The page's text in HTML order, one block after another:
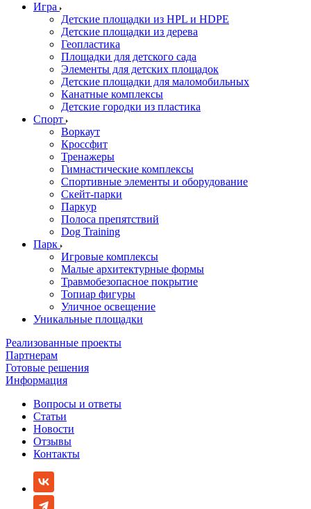
Игра
Детские площадки из HPL и HDPE
Детские площадки из дерева
Геопластика
Площадки для детского сада
Элементы для детских площадок
Детские площадки для маломобильных
Канатные комплексы
Детские городки из пластика
Спорт
Воркаут
Кроссфит
Тренажеры
Гимнастические комплексы
Спортивные элементы и оборудование
Скейт-парки
Паркур
Полоса препятствий
Dog Training
Парк
Игровые комплексы
Малые архитектурные формы
Травмобезопасное покрытие
Топиар фигуры
Уличное освещение
Уникальные площадки
Реализованные проекты
Партнерам
Готовые решения
Информация
Вопросы и ответы
Статьи
Новости
Отзывы
Контакты